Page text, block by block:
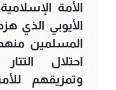
الأمة
الأيوبي الذي
المسلمين
احتلال
وتمزيقهم